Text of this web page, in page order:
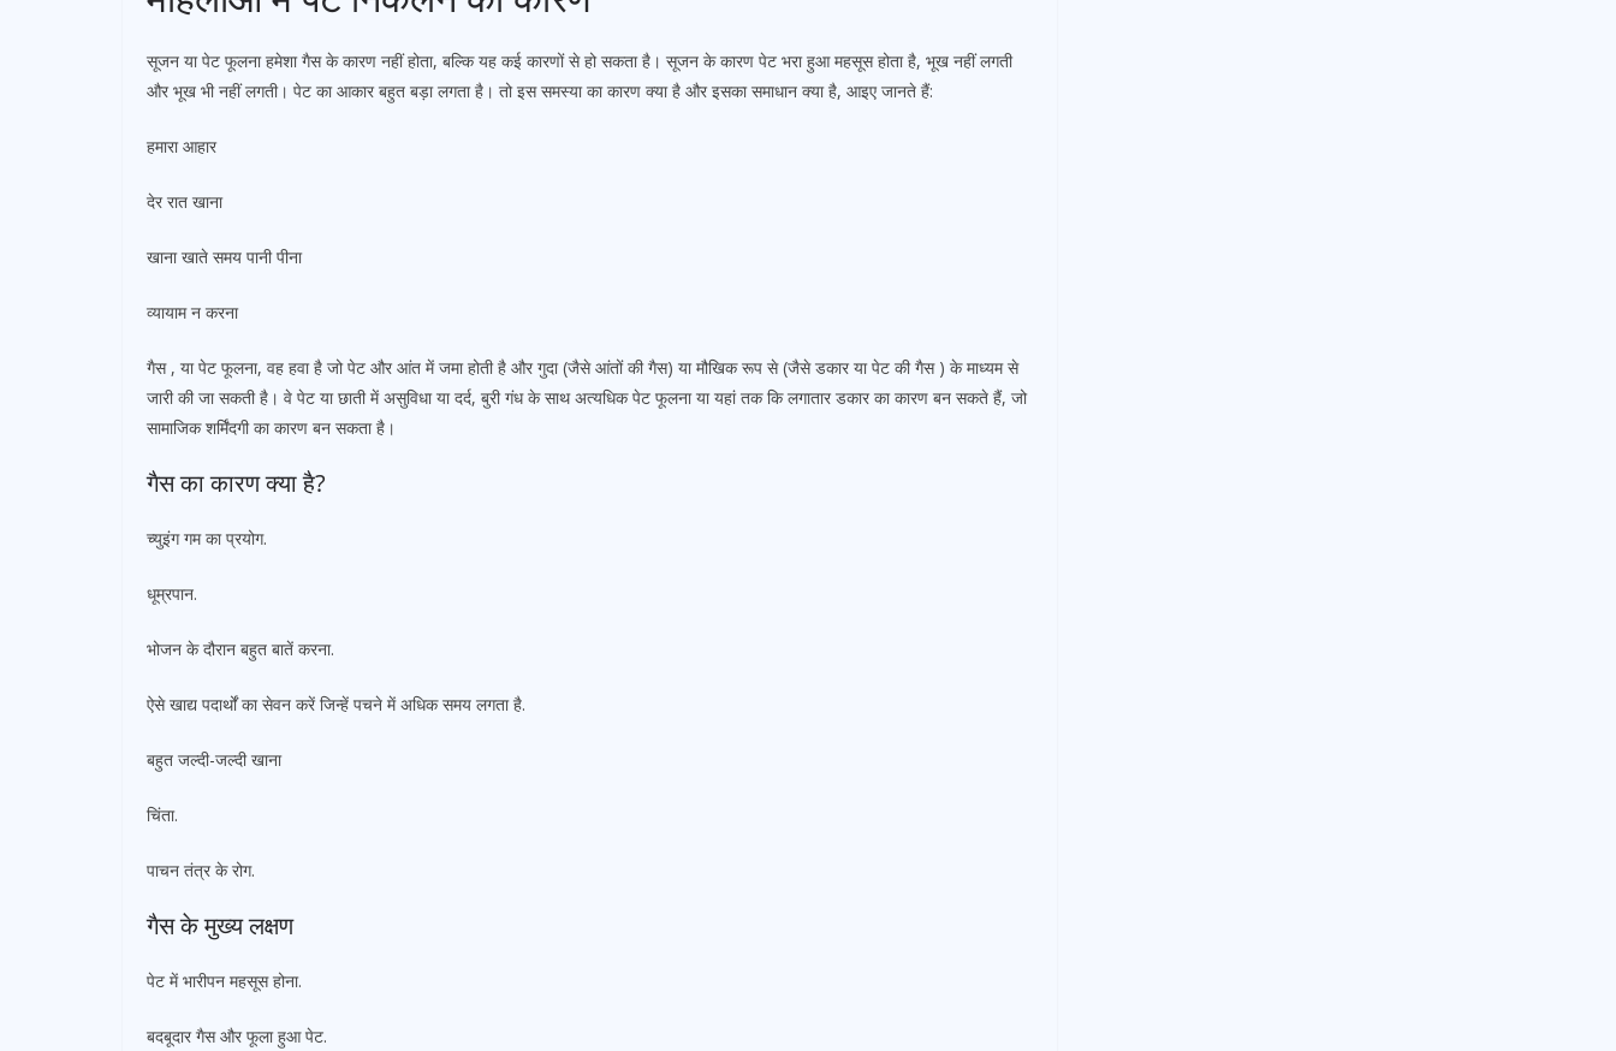
सूजन या पेट फूलना हमेशा गैस के कारण नहीं होता, बल्कि यह कई कारणों से हो सकता है। सूजन के कारण पेट भरा हुआ महसूस होता है, भूख नहीं लगती
और भूख भी नहीं लगती। पेट का आकार बहुत बड़ा लगता है। तो इस समस्या का कारण क्या है और इसका समाधान क्या है, आइए जानते हैं:
हमारा आहार
देर रात खाना
खाना खाते समय पानी पीना
व्यायाम न करना
गैस , या पेट फूलना, वह हवा है जो पेट और आंत में जमा होती है और गुदा (जैसे आंतों की गैस) या मौखिक रूप से (जैसे डकार या पेट की गैस ) के माध्यम से
जारी की जा सकती है। वे पेट या छाती में असुविधा या दर्द, बुरी गंध के साथ अत्यधिक पेट फूलना या यहां तक ​​कि लगातार डकार का कारण बन सकते हैं, जो
सामाजिक शर्मिंदगी का कारण बन सकता है।
गैस का कारण क्या है?
च्युइंग गम का प्रयोग.
धूम्रपान.
भोजन के दौरान बहुत बातें करना.
ऐसे खाद्य पदार्थों का सेवन करें जिन्हें पचने में अधिक समय लगता है.
बहुत जल्दी-जल्दी खाना
चिंता.
पाचन तंत्र के रोग.
गैस के मुख्य लक्षण
पेट में भारीपन महसूस होना.
बदबूदार गैस और फूला हुआ पेट.